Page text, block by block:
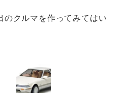
のクルマを作ってみてはい